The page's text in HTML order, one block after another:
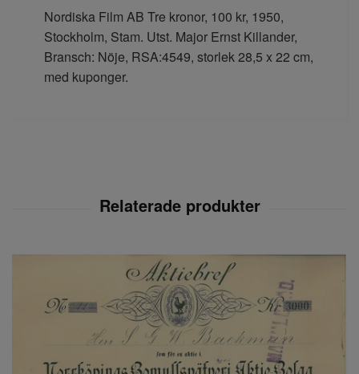
Nordiska Film AB Tre kronor, 100 kr, 1950,
Stockholm, Stam. Utst. Major Ernst Killander,
Bransch: Nöje, RSA:4549, storlek 28,5 x 22 cm,
med kuponger.